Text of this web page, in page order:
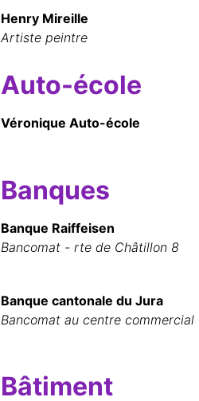
Henry Mireille
Artiste peintre
Auto-école
Véronique Auto-école
Banques
Banque Raiffeisen
Bancomat - rte de Châtillon 8
Banque cantonale du Jura
Bancomat au centre commercial
Bâtiment